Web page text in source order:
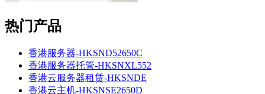
热门产品
香港服务器-HKSND52650C
香港服务器托管-HKSNXL552
香港云服务器租赁-HKSNDE
香港云主机-HKSNSE2650D